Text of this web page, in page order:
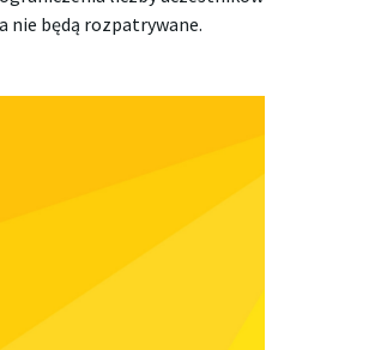
nie będą rozpatrywane.